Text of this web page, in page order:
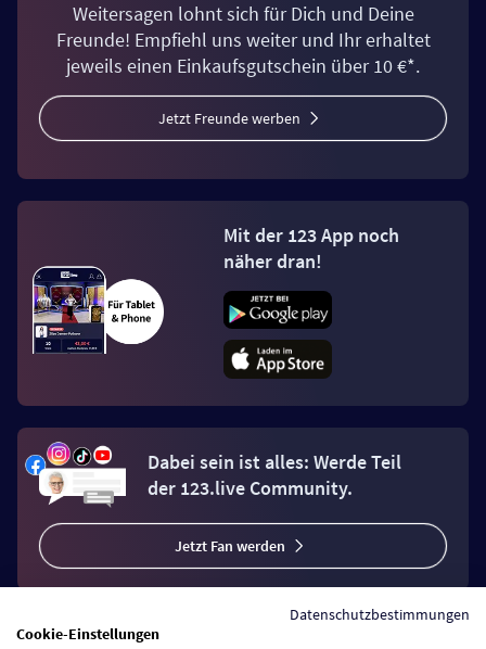
Weitersagen lohnt sich für Dich und Deine
Freunde! Empfiehl uns weiter und Ihr erhaltet
jeweils einen Einkaufsgutschein über 10 €*.
Jetzt Freunde werben
Mit der 123 App noch
näher dran!
Dabei sein ist alles: Werde Teil
der 123.live Community.
Jetzt Fan werden
Datenschutzbestimmungen
Cookie-Einstellungen